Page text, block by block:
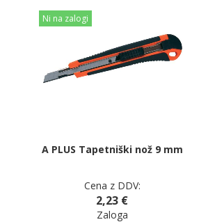
Ni na zalogi
A PLUS Tapetniški nož 9 mm
Cena z DDV:
2,23 €
Zaloga